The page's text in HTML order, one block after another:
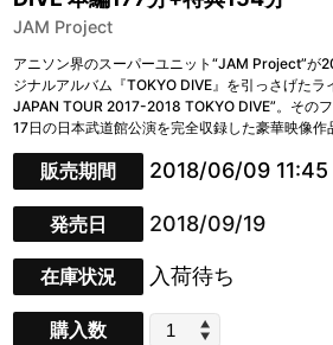
JAM Project
アニソン界のスーパーユニット“JAM Project”が
ジナルアルバム『TOKYO DIVE』を引っさげた
JAPAN TOUR 2017-2018 TOKYO DIVE”。その
17日の日本武道館公演を完全収録した豪華映像作
販売期間 2018/06/09 11:45
発売日 2018/09/19
在庫状況 入荷待ち
購入数